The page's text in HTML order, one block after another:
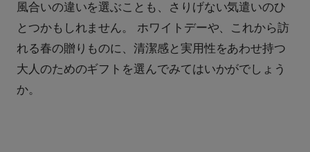
風合いの違いを選ぶことも、さりげない気遣いのひ
とつかもしれません。 ホワイトデーや、これから訪
れる春の贈りものに、清潔感と実用性をあわせ持つ
大人のためのギフトを選んでみてはいかがでしょう
か。